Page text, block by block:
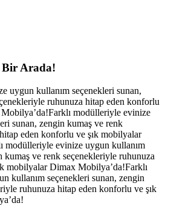
Bir Arada!
uygun kullanım seçenekleri sunan,
ruhunuza hitap eden konforlu
modülleriyle evinize
sunan, zengin kumaş ve renk
eden konforlu ve şık mobilyalar
modülleriyle evinize uygun kullanım
kumaş ve renk seçenekleriyle ruhunuza
mobilyalar Dimax Mobilya’da!Farklı
kullanım seçenekleri sunan, zengin
ruhunuza hitap eden konforlu ve şık